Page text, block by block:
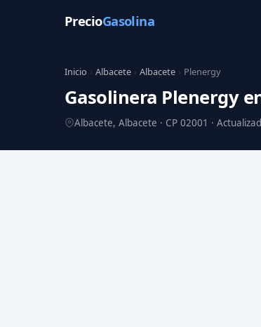
PrecioGasolina
Inicio › Albacete › Albacete › Plenergy
Gasolinera Plenergy
Albacete, Albacete · CP 02001 ·